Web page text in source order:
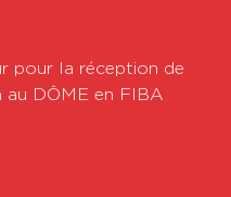
pour la réception de
au DÔME en FIBA